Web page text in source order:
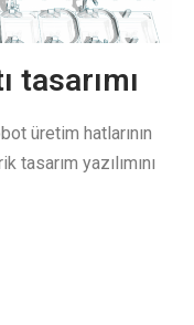
tasarımı
üretim hatlarının
tasarım yazılımını